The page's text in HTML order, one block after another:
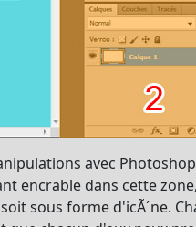
avec
encrable dans cette
sous forme d'icÃ´ne.